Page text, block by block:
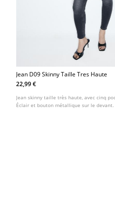
Jean D09 Skinny Taille Tres Haute
22,99 €
Jean skinny taille très haute, avec cinq
Éclair et bouton métallique sur le devant.